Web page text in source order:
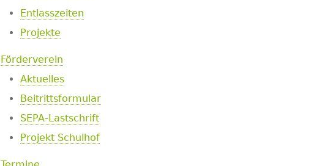
Entlasszeiten
Projekte
Förderverein
Aktuelles
Beitrittsformular
SEPA-Lastschrift
Projekt Schulhof